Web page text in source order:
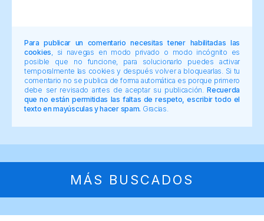
Para publicar un comentario necesitas tener habilitadas las
cookies , si navegas en modo privado o modo incógnito es
posible que no funcione, para solucionarlo puedes activar
temporalmente las cookies y después volver a bloquearlas. Si tu
comentario no se publica de forma automática es porque primero
debe ser revisado antes de aceptar su publicación.Recuerda
que no están permitidas las faltas de respeto, escribir todo el
texto en mayúsculas y hacer spam. Gracias.
MÁS BUSCADOS